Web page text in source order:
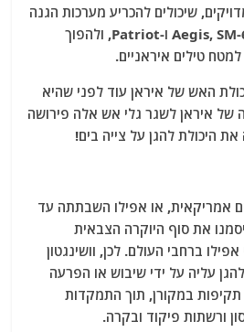
שיכולים להכריע מערכות הגנה
אווירית אמריקאיות כמו Aegis, SM-6 ו-Patriot, ולהפוך
טילים איראניים.
האש של איראן עוד לפני שהיא
של איראן לשגר גלי אש אלה פירושה
היכולת להגן על צייה בים!
אמריקאית, או אפילו השבתתה עד
את סוף היוקרה הצבאית
ברחבי העולם. לכן, וושינגטון
עליה על ידי שיבוש או הפרעה
במקורן, תוך התמקדות
ורשתות פיקוד ובקרה.